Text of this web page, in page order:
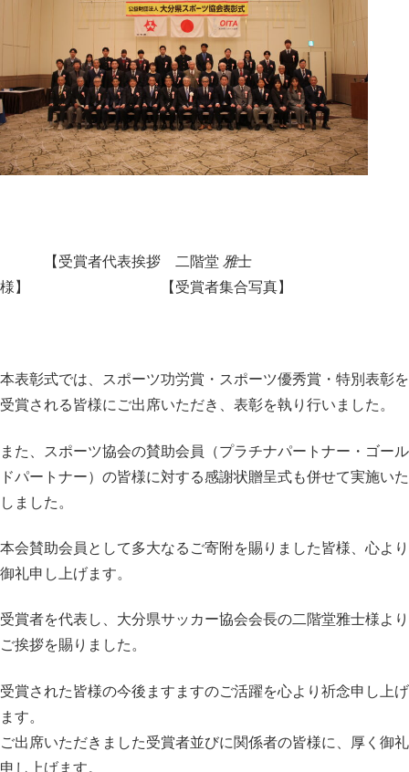
【受賞者代表挨拶 二階堂 雅士
様】 【受賞者集合写真】
本表彰式では、スポーツ功労賞・スポーツ優秀賞・ 特別表彰を
受賞される皆様にご出席いただき、 表彰を執り行いました。
また、スポーツ協会の賛助会員（プラチナパートナー・ ゴール
ドパートナー） の皆様に対する感謝状贈呈式も併せて実施いた
しました。
本会賛助会員として多大なるご寄附を賜りました皆様、心より
御礼申し上げます。
受賞者を代表し、大分県サッカー協会会長の二階堂雅士様より
ご挨拶を賜りました。
受賞された皆様の今後ますますのご活躍を心より祈念申し上げ
ます。
ご出席いただきました受賞者並びに関係者の皆様に、
厚く御礼
申し上げます。